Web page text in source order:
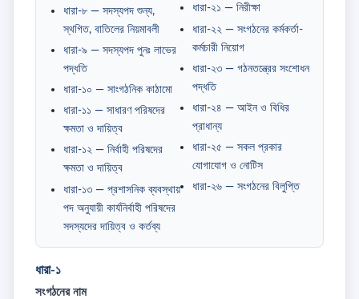
ধারা-৮ — সদস্যপদ শুন্য,
স্থগিত, বাতিলের নিয়মাবলী
ধারা-৯ — সদস্যপদ পুনঃ লাভের
পদ্ধতি
ধারা-১০ — সাংগঠনিক কাঠামো
ধারা-১১ — সাধারণ পরিষদের
ক্ষমতা ও দায়িত্ব
ধারা-১২ — নির্বাহী পরিষদের
ক্ষমতা ও দায়িত্ব
ধারা-১৩ — প্রশাসনিক ব্যবস্থায়
পদ অনুযায়ী কার্যনির্বাহী পরিষদের
সদস্যদের দায়িত্ব ও কর্তব্য
ধারা-২১ — নিরীক্ষা
ধারা-২২ — সংগঠনের কর্মকর্তা-
কর্মচারী নিয়োগ
ধারা-২৩ — গঠনতন্ত্রের সংশোধন
পদ্ধতি
ধারা-২৪ — আইন ও বিধির
প্রাধান্য
ধারা-২৫ — সকল প্রকার
যোগাযোগ ও নোটিস
ধারা-২৬ — সংগঠনের বিলুপ্তি
ধারা-১
সংগঠনের নাম